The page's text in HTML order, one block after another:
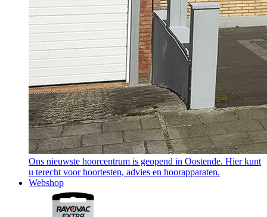
Ons nieuwste hoorcentrum is geopend in Oostende. Hier kunt
u terecht voor hoortesten, advies en hoorapparaten.
Webshop